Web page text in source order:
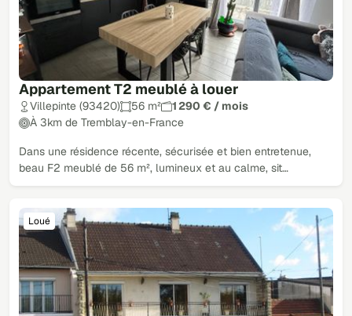
Appartement T2 meublé à louer
Villepinte (93420) 56 m²
1 290 € / mois
À 3km de Tremblay-en-France
Dans une résidence récente, sécurisée et bien entretenue,
beau F2 meublé de 56 m², lumineux et au calme, sit…
Loué